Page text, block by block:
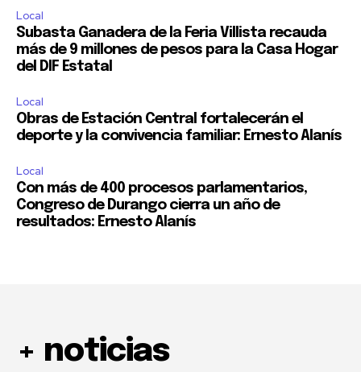
Local
Subasta Ganadera de la Feria Villista recauda
más de 9 millones de pesos para la Casa Hogar
del DIF Estatal
Local
Obras de Estación Central fortalecerán el
deporte y la convivencia familiar: Ernesto Alanís
Local
Con más de 400 procesos parlamentarios,
Congreso de Durango cierra un año de
resultados: Ernesto Alanís
+ noticias